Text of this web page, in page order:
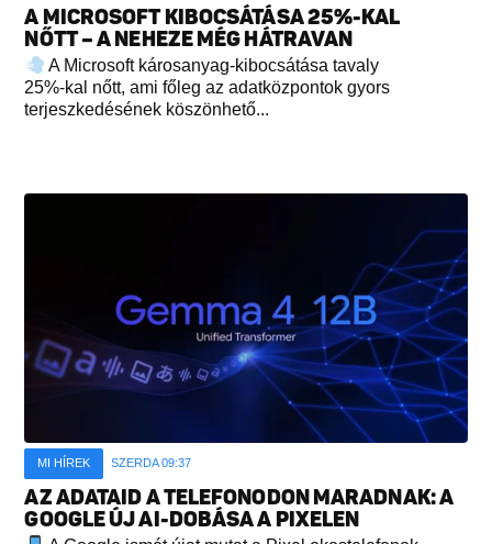
A MICROSOFT KIBOCSÁTÁSA 25%-KAL
NŐTT – A NEHEZE MÉG HÁTRAVAN
A Microsoft károsanyag-kibocsátása tavaly
25%-kal nőtt, ami főleg az adatközpontok gyors
terjeszkedésének köszönhető...
MI HÍREK SZERDA 09:37
AZ ADATAID A TELEFONODON MARADNAK: A
GOOGLE ÚJ AI-DOBÁSA A PIXELEN